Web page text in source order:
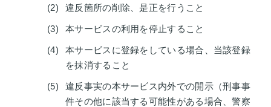
違反箇所の削除、是正を行うこと
本サービスの利用を停止すること
本サービスに登録をしている場合、当該登録
を抹消すること
違反事実の本サービス内外での開示（刑事事
件その他に該当する可能性がある場合、警察